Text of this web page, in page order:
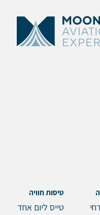
טיסות חוויה
טייס ליום אחד
על כל שאלה
שלכם בעולם התעופה.